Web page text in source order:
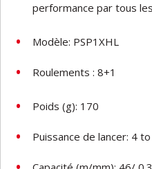
performance par tous
Modèle: PSP1XHL
Roulements : 8+1
Poids (g): 170
Puissance de lancer: 4